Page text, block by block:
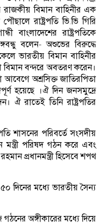
রাজকীয় বিমান বাহিনীর এক
রাষ্ট্রপতি ভি.ভি গিরি
বাংলাদেশের রাষ্ট্রপতিকে
বলেন- অশুভের বিরুদ্ধে
ভারতীয় বিমান বাহিনীর
বিমান বন্দরে অবতরণ করেন।
আবেগে অশ্রসিক্ত জাতিরপিতা
হয়েছে ।ঐ দিন জনসমুদ্রে
ঐ রাতেই তিনি রাষ্ট্রপতির
শাসনের পরিবর্তে সংসদীয়
পরিষদ গঠন করে এবং
প্রধানমন্ত্রী হিসেবে শপথ
৫০ দিনের মধ্যে ভারতীয় সৈন্য
অঙ্গীকারের মধ্যে দিয়ে